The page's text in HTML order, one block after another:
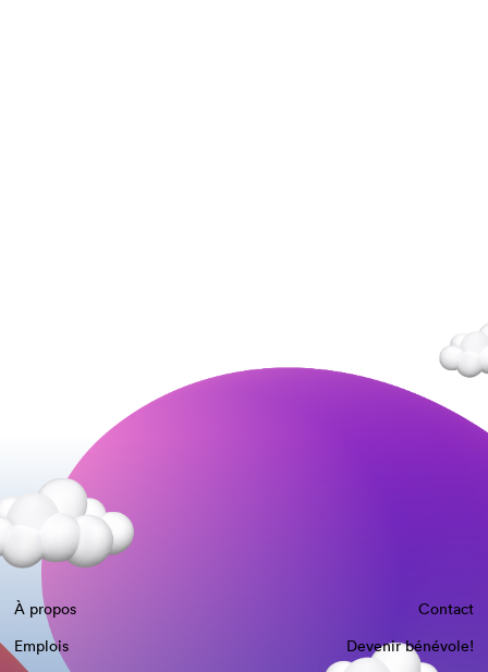
À propos
Contact
Emplois
Devenir bénévole!